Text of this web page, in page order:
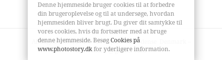
All Rights Reserved © Lars Bjørnsten Odense Denmark –
bjoernsten @ gmail. com
Denne hjemmeside bruger cookies til at forbedre
din brugeroplevelse og til at undersøge, hvordan
hjemmesiden bliver brugt. Du giver dit samtykke til
vores cookies, hvis du fortsætter med at bruge
denne hjemmeside. BesøgCookies på
www.photostory.dkfor yderligere information.